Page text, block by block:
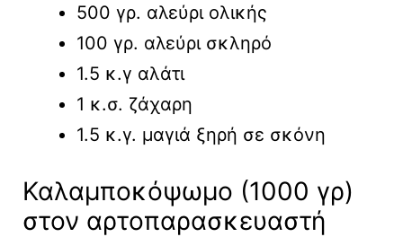
500 γρ. αλεύρι ολικής
100 γρ. αλεύρι σκληρό
1.5 κ.γ αλάτι
1 κ.σ. ζάχαρη
1.5 κ.γ. μαγιά ξηρή σε σκόνη
Καλαμποκόψωμο (1000 γρ)
στον αρτοπαρασκευαστή